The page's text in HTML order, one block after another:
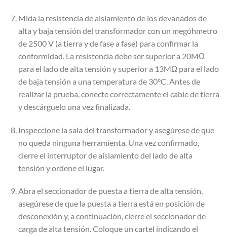
Mida la resistencia de aislamiento de los devanados de
alta y baja tensión del transformador con un megóhmetro
de 2500 V (a tierra y de fase a fase) para confirmar la
conformidad. La resistencia debe ser superior a 20MΩ
para el lado de alta tensión y superior a 13MΩ para el lado
de baja tensión a una temperatura de 30°C. Antes de
realizar la prueba, conecte correctamente el cable de tierra
y descárguelo una vez finalizada.
Inspeccione la sala del transformador y asegúrese de que
no queda ninguna herramienta. Una vez confirmado,
cierre el interruptor de aislamiento del lado de alta
tensión y ordene el lugar.
Abra el seccionador de puesta a tierra de alta tensión,
asegúrese de que la puesta a tierra está en posición de
desconexión y, a continuación, cierre el seccionador de
carga de alta tensión. Coloque un cartel indicando el